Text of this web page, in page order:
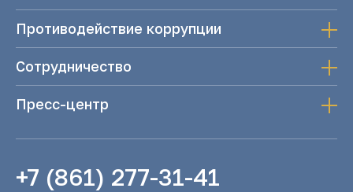
Противодействие коррупции
Сотрудничество
Пресс-центр
+7 (861) 277-31-41